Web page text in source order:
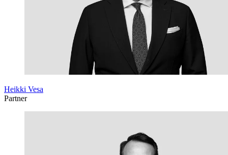
Heikki Vesa
Partner